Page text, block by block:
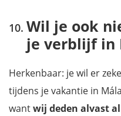
Wil je ook
je verblijf in
Herkenbaar: je wil er
tijdens je vakantie in
wantwij deden alvast